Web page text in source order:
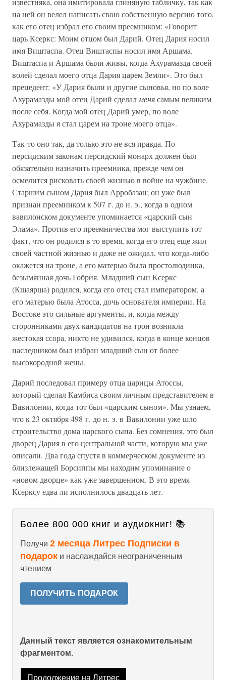
на ней он велел написать свою собственную версию того,
как его отец избрал его своим преемником: «Говорит
царь Ксеркс: Моим отцом был Дарий. Отец Дария носил
имя Виштаспа. Отец Виштаспы носил имя Аршама.
Виштаспа и Аршама были живы, когда Ахурамазда своей
волей сделал моего отца Дария царем Земли». Это был
прецедент: «У Дария были и другие сыновья, но по воле
Ахурамазды мой отец Дарий сделал менясамым великим
после себя. Когда мой отец Дарий умер, по воле
Ахурамазды я стал царем на троне моего отца».
Так-то оно так, да только это не вся правда. По
персидским законам персидский монарх должен был
обязательно назначить преемника, прежде чем он
осмелится рисковать своей жизнью в войне на чужбине.
Старшим сыном Дария был Арробазан; он уже был
признан преемником к 507 г. до н. э., когда в одном
вавилонском документе упоминается «царский сын
Элама». Против его преемничества мог выступить тот
факт, что он родился в то время, когда его отец еще жил
своей частной жизнью и даже не ожидал, что когда-либо
окажется на троне, а его матерью была простолюдинка,
безымянная дочь Гобрия. Младший сын Ксеркс
(Кшаярша) родился, когда его отец стал императором, а
его матерью была Атосса, дочь основателя империи. На
Востоке это сильные аргументы, и, когда между
сторонниками двух кандидатов на трон возникла
жестокая ссора, никто не удивился, когда в конце концов
наследником был избран младший сын от более
высокородной жены.
Дарий последовал примеру отца царицы Атоссы,
который сделал Камбиса своим личным представителем в
Вавилонии, когда тот был «царским сыном». Мы узнаем,
что к 23 октября 498 г. до н. э. в Вавилонии уже шло
строительство дома царского сына. Без сомнения, это был
дворец Дария в его центральной части, которую мы уже
описали. Два года спустя в коммерческом документе из
близлежащей Борсиппы мы находим упоминание о
«новом дворце» как уже завершенном. В это время
Ксерксу едва ли исполнилось двадцать лет.
Более 800 000 книг и аудиокниг! 📚
Получи 2 месяца Литрес Подписки в
подарок и наслаждайся неограниченным
чтением
ПОЛУЧИТЬ ПОДАРОК
Данный текст является ознакомительным
фрагментом.
Продолжение на Литрес